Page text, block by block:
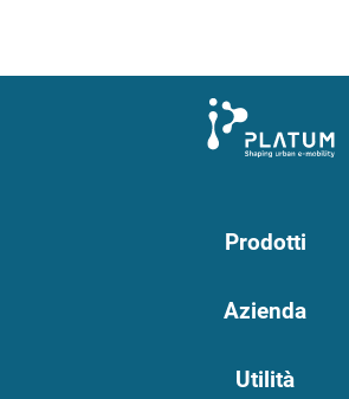
Prodotti
Azienda
Utilità